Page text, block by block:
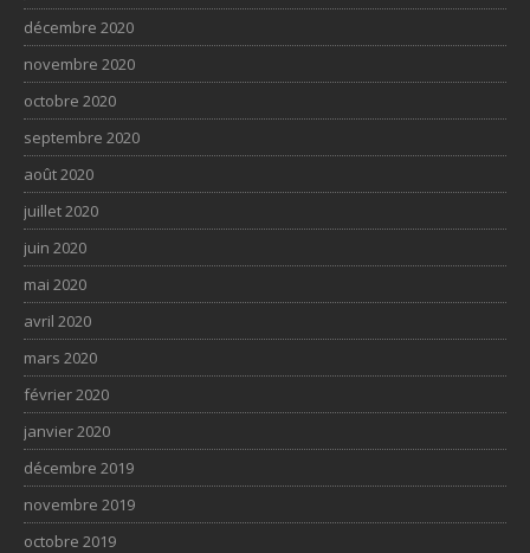
décembre 2020
novembre 2020
octobre 2020
septembre 2020
août 2020
juillet 2020
juin 2020
mai 2020
avril 2020
mars 2020
février 2020
janvier 2020
décembre 2019
novembre 2019
octobre 2019